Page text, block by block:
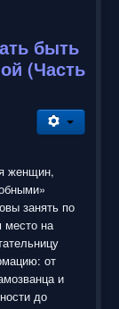
быть
(Часть
женщин,
занять по
место на
от
и
до